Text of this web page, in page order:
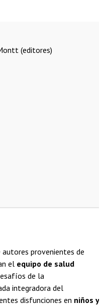
(editores)
provenientes de
el equipo de salud
de la
integradora del
disfunciones en niños y